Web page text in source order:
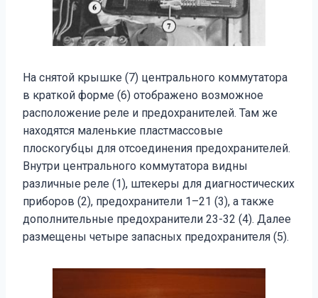
На снятой крышке (7) центрального коммутатора
в краткой форме (6) отображено возможное
расположение реле и предохранителей. Там же
находятся маленькие пластмассовые
плоскогубцы для отсоединения предохранителей.
Внутри центрального коммутатора видны
различные реле (1), штекеры для диагностических
приборов (2), предохранители 1–21 (3), а также
дополнительные предохранители 23-32 (4). Далее
размещены четыре запасных предохранителя (5).